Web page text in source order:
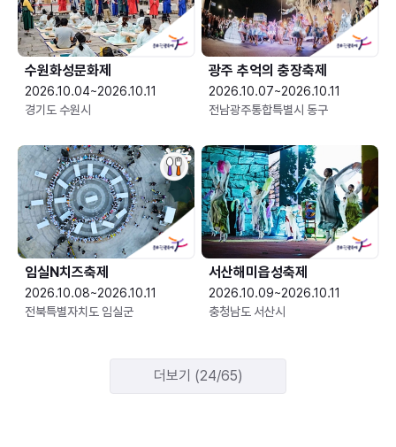
수원화성문화제
2026.10.04~2026.10.11
경기도 수원시
광주 추억의 충장축제
2026.10.07~2026.10.11
전남광주통합특별시 동구
임실N치즈축제
2026.10.08~2026.10.11
전북특별자치도 임실군
서산해미읍성축제
2026.10.09~2026.10.11
충청남도 서산시
더보기 (24/65)